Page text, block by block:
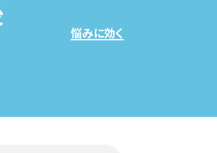
悩みに効く